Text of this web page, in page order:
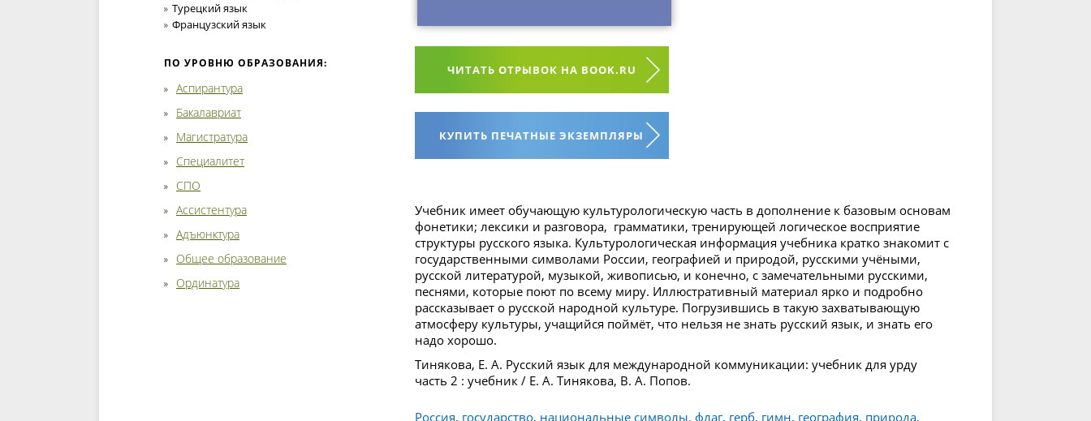
Турецкий язык
Французский язык
ПО УРОВНЮ ОБРАЗОВАНИЯ:
Аспирантура
Бакалавриат
Магистратура
Специалитет
СПО
Ассистентура
Адъюнктура
Общее образование
Ординатура
ЧИТАТЬ ОТРЫВОК НА BOOK.RU
КУПИТЬ ПЕЧАТНЫЕ ЭКЗЕМПЛЯРЫ
Учебник имеет обучающую культурологическую часть в дополнение к базовым основам
фонетики; лексики и разговора, грамматики, тренирующей логическое восприятие
структуры русского языка. Культурологическая информация учебника кратко знакомит с
государственными символами России, географией и природой, русскими учёными,
русской литературой, музыкой, живописью, и конечно, с замечательными русскими,
песнями, которые поют по всему миру. Иллюстративный материал ярко и подробно
рассказывает о русской народной культуре. Погрузившись в такую захватывающую
атмосферу культуры, учащийся поймёт, что нельзя не знать русский язык, и знать его
надо хорошо.
Тинякова, Е. А. Русский язык для международной коммуникации: учебник для урду
часть 2 : учебник / Е. А. Тинякова, В. А. Попов.
Россия, государство, национальные символы, флаг, герб, гимн, география, природа,